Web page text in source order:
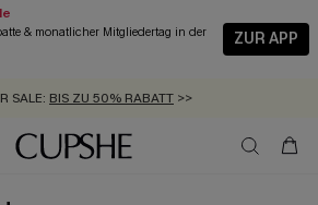
& monatlicher Mitgliedertag in der
ZUR APP
MIT JEDEM SCHNELLVERSAND-ARTIKEL >>
SALE:
BIS ZU -20% EXTRA ERHALTEN
VERSAND AB 89 €